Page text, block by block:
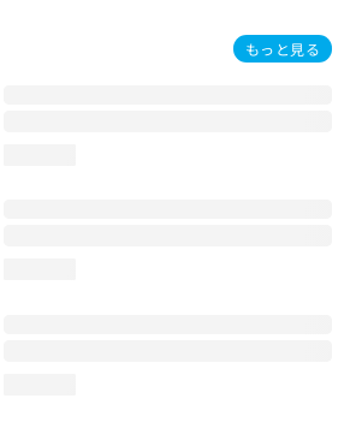
もっと見る